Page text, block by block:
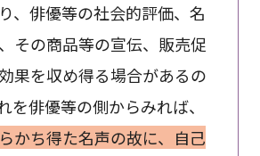
、俳優等の社会的評価、名
その商品等の宣伝、販売促
果を収め得る場合があるの
を俳優等の側からみれば、
かち得た名声の故に、自己